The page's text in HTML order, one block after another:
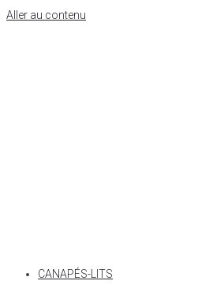
Aller au contenu
CANAPÉS-LITS